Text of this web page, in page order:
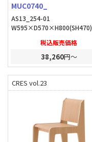
MUC0740_
AS13_254-01
W595×D570×H800(SH470)
税込販売価格
38,260円～
CRES vol.23